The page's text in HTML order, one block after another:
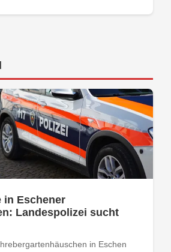
in Eschener
Landespolizei sucht
in Eschen